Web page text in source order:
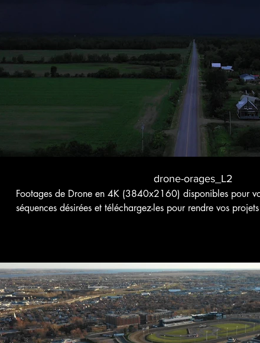
Voir bande-annonce
drone-orages_L2
Footages de Drone en 4K (3840x2160) disponibles pour
séquences désirées et téléchargez-les pour rendre vos